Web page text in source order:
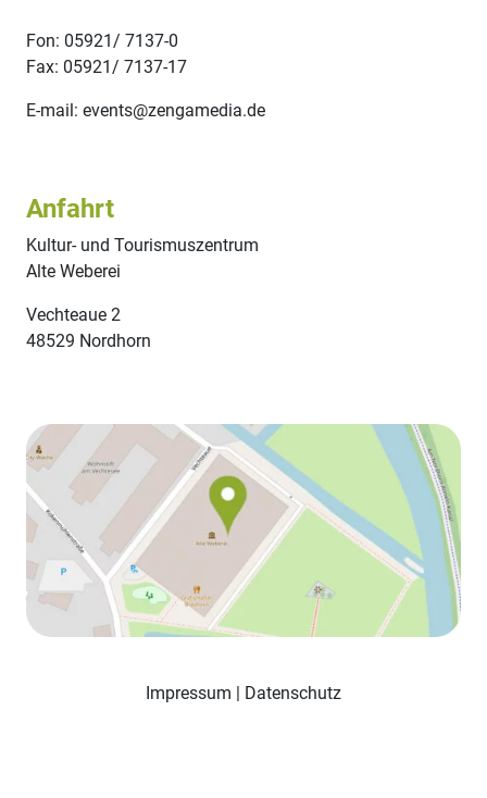
Fon: 05921/ 7137-0
Fax: 05921/ 7137-17
E-mail: events@zengamedia.de
Anfahrt
Kultur- und Tourismuszentrum
Alte Weberei
Vechteaue 2
48529 Nordhorn
Impressum Datenschutz